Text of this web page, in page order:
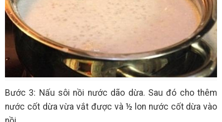
Bước 3: Nấu sôi nồi nước dão dừa. Sau đó cho thêm
nước cốt dừa vừa vắt được và ½ lon nước cốt dừa vào